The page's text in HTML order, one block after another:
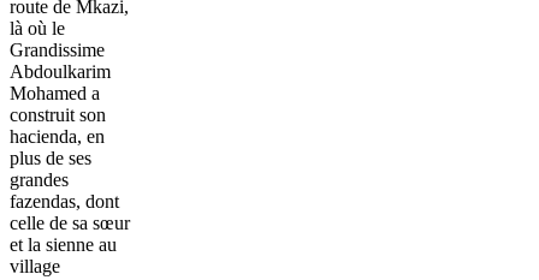
route de Mkazi,
là où le
Grandissime
Abdoulkarim
Mohamed a
construit son
hacienda, en
plus de ses
grandes
fazendas, dont
celle de sa sœur
et la sienne au
village